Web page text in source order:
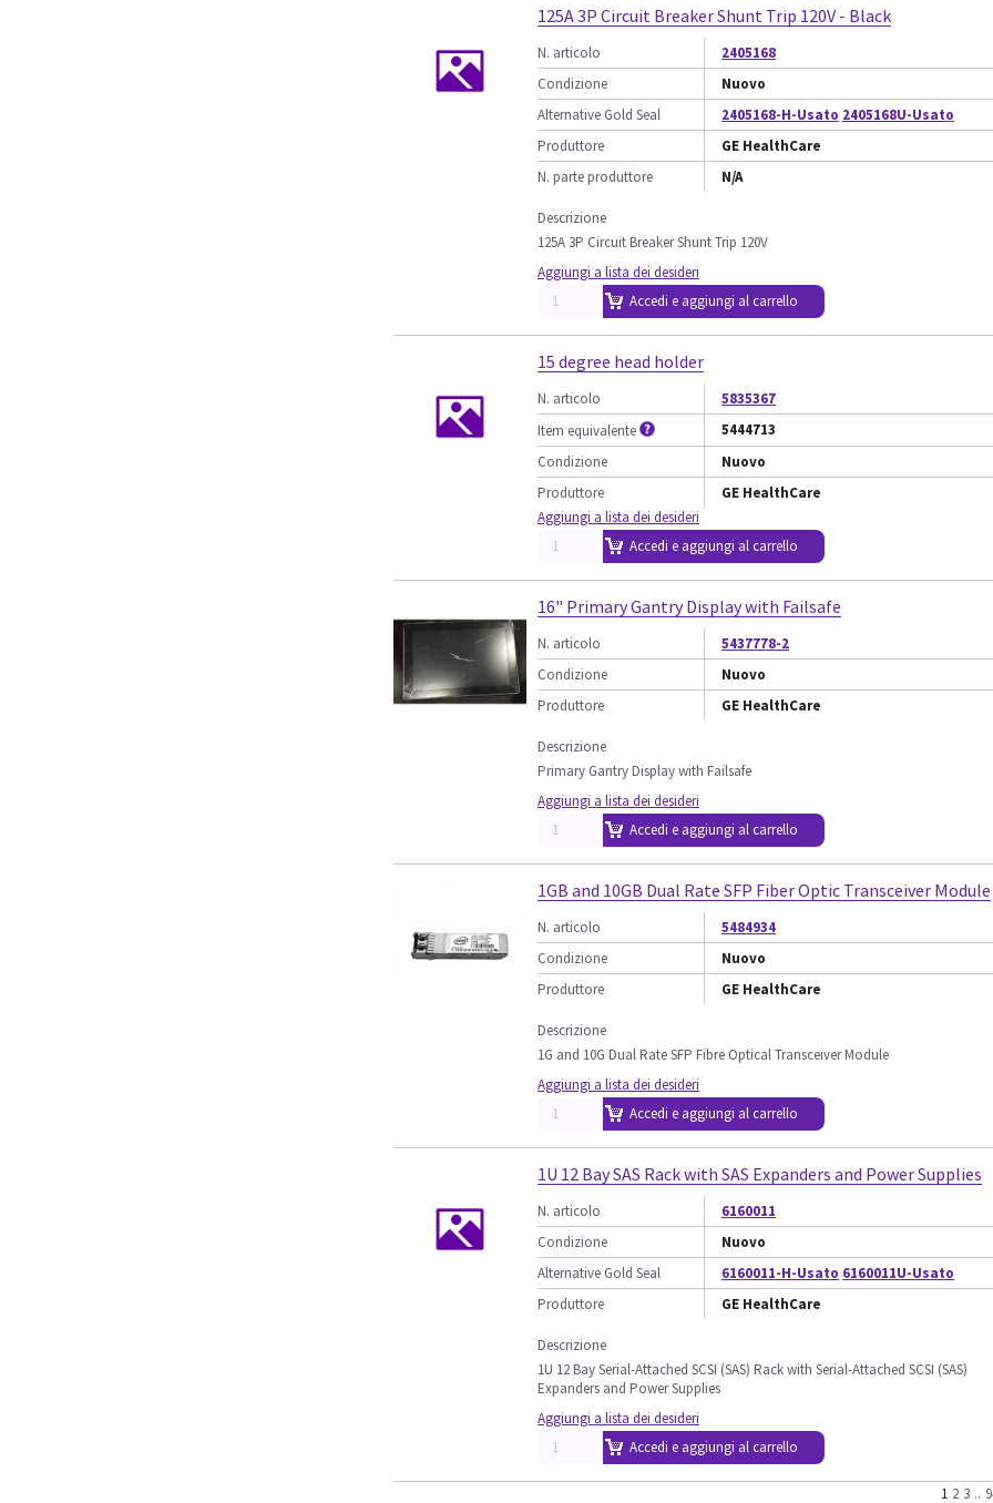
125A 3P Circuit Breaker Shunt Trip 120V - Black
N. articolo
2405168
Condizione
Nuovo
Alternative Gold Seal
2405168-H-Usato 2405168U-Usato
Produttore
GE HealthCare
N. parte produttore
N/A
Descrizione
125A 3P Circuit Breaker Shunt Trip 120V
Aggiungi a lista dei desideri
Accedi e aggiungi al carrello
15 degree head holder
N. articolo
5835367
Item equivalente
5444713
Condizione
Nuovo
Produttore
GE HealthCare
Aggiungi a lista dei desideri
Accedi e aggiungi al carrello
16" Primary Gantry Display with Failsafe
N. articolo
5437778-2
Condizione
Nuovo
Produttore
GE HealthCare
Descrizione
Primary Gantry Display with Failsafe
Aggiungi a lista dei desideri
Accedi e aggiungi al carrello
1GB and 10GB Dual Rate SFP Fiber Optic Transceiver Module
N. articolo
5484934
Condizione
Nuovo
Produttore
GE HealthCare
Descrizione
1G and 10G Dual Rate SFP Fibre Optical Transceiver Module
Aggiungi a lista dei desideri
Accedi e aggiungi al carrello
1U 12 Bay SAS Rack with SAS Expanders and Power Supplies
N. articolo
6160011
Condizione
Nuovo
Alternative Gold Seal
6160011-H-Usato 6160011U-Usato
Produttore
GE HealthCare
Descrizione
1U 12 Bay Serial-Attached SCSI (SAS) Rack with Serial-Attached SCSI (SAS)
Expanders and Power Supplies
Aggiungi a lista dei desideri
Accedi e aggiungi al carrello
1 2 3 ..